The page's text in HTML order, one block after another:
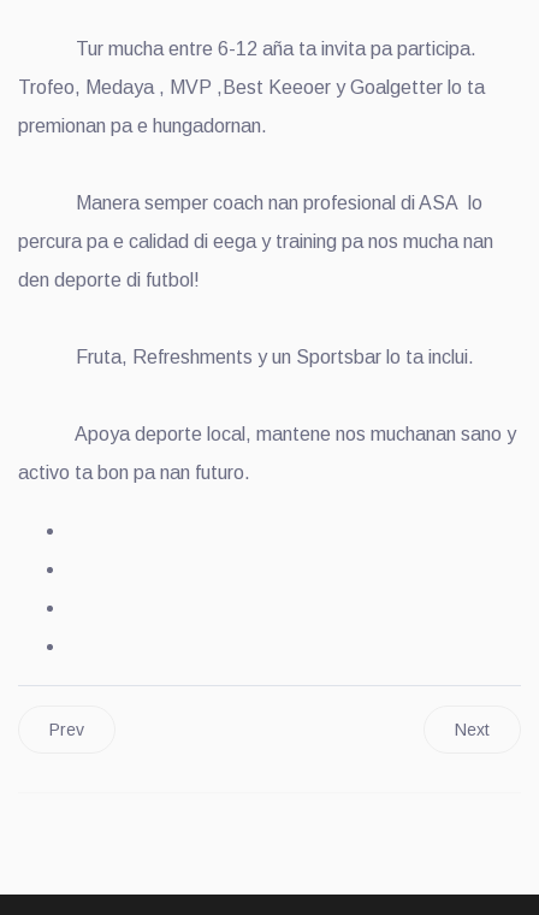
Tur mucha entre 6-12 aña ta invita pa participa.
Trofeo, Medaya , MVP ,Best Keeoer y Goalgetter lo ta
premionan pa e hungadornan.
Manera semper coach nan profesional di ASA lo
percura pa e calidad di eega y training pa nos mucha nan
den deporte di futbol!
Fruta, Refreshments y un Sportsbar lo ta inclui.
Apoya deporte local, mantene nos muchanan sano y
activo ta bon pa nan futuro.
Prev Next